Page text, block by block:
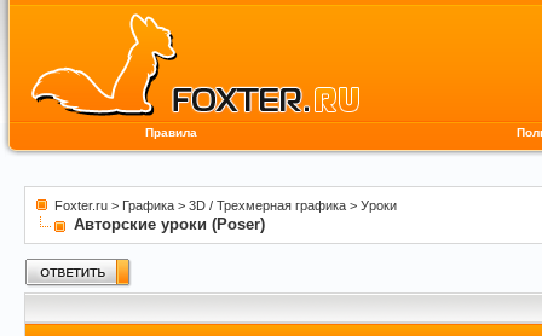
Правила
Foxter.ru > Графика > 3D / Трехмерная графика > Уроки
Авторские уроки (Poser)